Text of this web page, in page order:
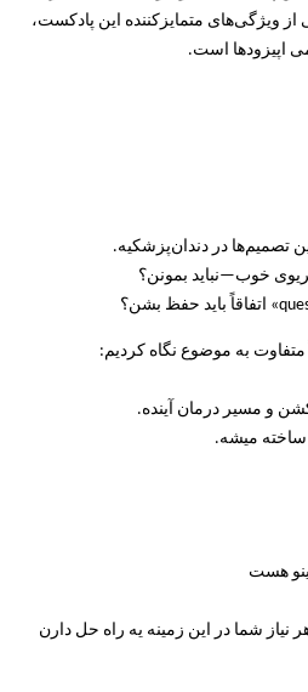
ویژگی‌های متمایزکننده این پادکست،
اپیزودها است.
تصمیم‌ها در دندان‌پزشکیه.
و مسیر درمان آینده.
ساخته میشه.
هست
نیاز شما در این زمینه یه راه حل دارن